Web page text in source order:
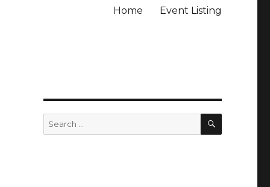
Home Event Listing
Search
for:
SEARCH